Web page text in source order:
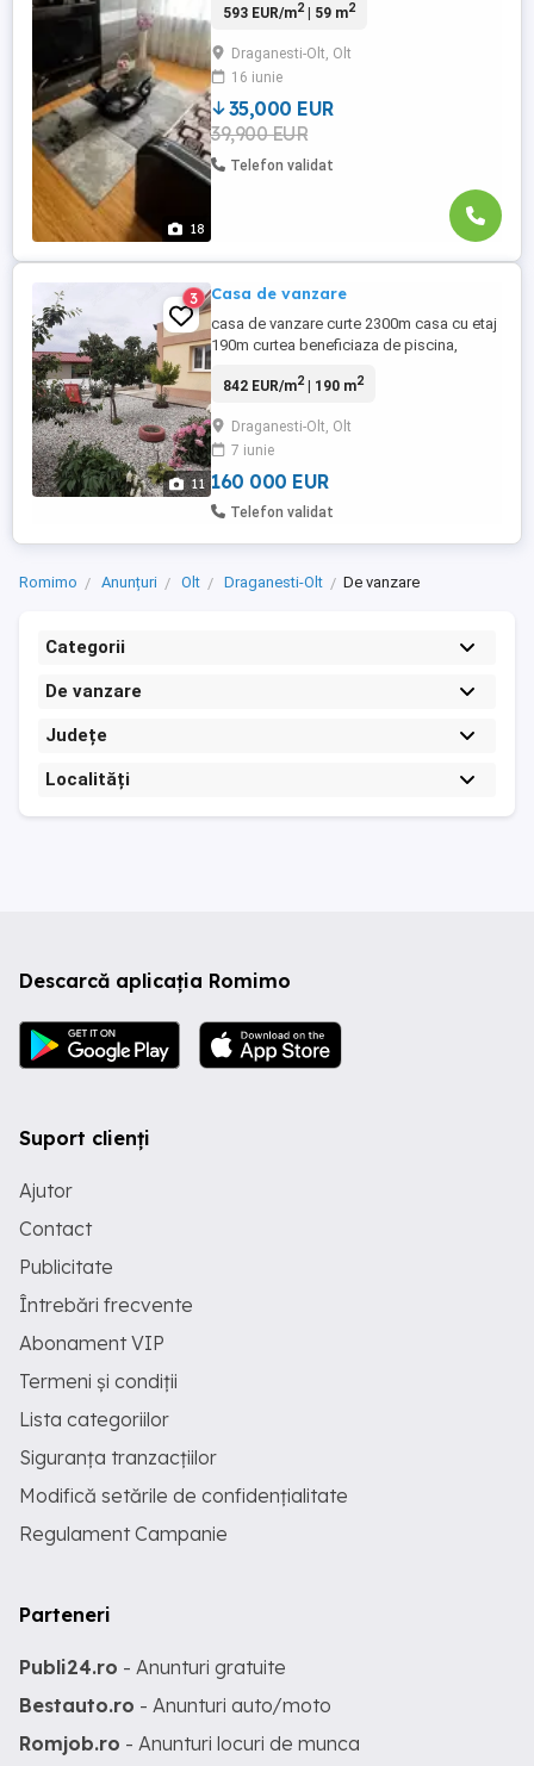
18
Nicolae Titulescu, cu o suprafata totala
etajul 4 al unui imobil cu regim de inaltime
P+4. Dispune de acoperis pe toata
suprafata. Apartamentul ...
593 EUR/m2| 59 m2
Draganesti-Olt, Olt
16 iunie
35,000 EUR
39,900 EUR
Telefon validat
11
3 Casa de vanzare
casa de vanzare curte 2300m casa cu etaj
190m curtea beneficiaza de piscina,
842 EUR/m2| 190 m2
Draganesti-Olt, Olt
7 iunie
160 000 EUR
Telefon validat
Romimo Anunțuri Olt Draganesti-Olt De vanzare
Categorii
De vanzare
Județe
Localități
Descarcă aplicația Romimo
Suport clienți
Ajutor
Contact
Publicitate
Întrebări frecvente
Abonament VIP
Termeni și condiții
Lista categoriilor
Siguranța tranzacțiilor
Modifică setările de confidențialitate
Regulament Campanie
Parteneri
Publi24.ro - Anunturi gratuite
Bestauto.ro - Anunturi auto/moto
Romjob.ro - Anunturi locuri de munca